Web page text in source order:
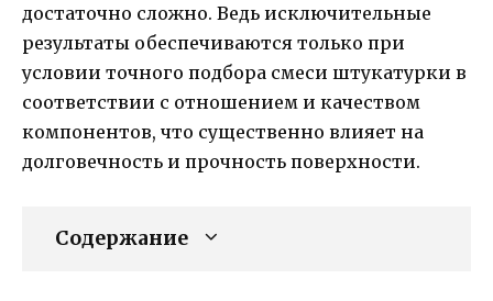
достаточно сложно. Ведь исключительные
результаты обеспечиваются только при
условии точного подбора смеси штукатурки в
соответствии с отношением и качеством
компонентов, что существенно влияет на
долговечность и прочность поверхности.
Содержание